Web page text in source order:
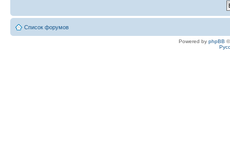
Список форумов
Powered by phpBB